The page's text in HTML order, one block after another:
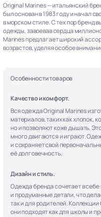
Original Marines — итальянский
был основан в 1983 году и начал
в морском стиле. С тех пор бренд
одежды, завоевав сердца
Marines предлагает широкий
возрастов, уделяя особое
Особенности товаров
Качество и комфорт.
Вся одежда Original Marines
материалов, таких как хлопок,
но и позволяют коже дышать.
много двигаются и играют.
и сохраняет свой
её долговечность.
Дизайн и стиль.
Одежда бренда сочетает в
и продуманные детали, что
так и для родителей.
они подходят как для школы и